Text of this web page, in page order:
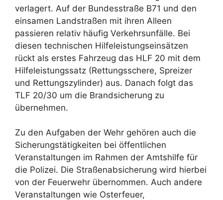
verlagert. Auf der Bundesstraße B71 und den
einsamen Landstraßen mit ihren Alleen
passieren relativ häufig Verkehrsunfälle. Bei
diesen technischen Hilfeleistungseinsätzen
rückt als erstes Fahrzeug das HLF 20 mit dem
Hilfeleistungssatz (Rettungsschere, Spreizer
und Rettungszylinder) aus. Danach folgt das
TLF 20/30 um die Brandsicherung zu
übernehmen.
Zu den Aufgaben der Wehr gehören auch die
Sicherungstätigkeiten bei öffentlichen
Veranstaltungen im Rahmen der Amtshilfe für
die Polizei. Die Straßenabsicherung wird hierbei
von der Feuerwehr übernommen. Auch andere
Veranstaltungen wie Osterfeuer,